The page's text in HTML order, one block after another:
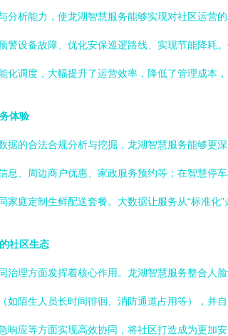
分析能力，使龙湖智慧服务能够实现对社区运营
警设备故障、优化安保巡逻路线、实现节能降耗
化调度，大幅提升了运营效率，降低了管理成本
体验
据的合法合规分析与挖掘，龙湖智慧服务能够更
息、周边商户优惠、家政服务预约等；在智慧停
庭定制生鲜配送套餐。大数据让服务从“标准化”
社区生态
治理方面发挥着核心作用。龙湖智慧服务整合人
如陌生人员长时间徘徊、消防通道占用等），并
响应等方面实现高效协同，将社区打造成为更加